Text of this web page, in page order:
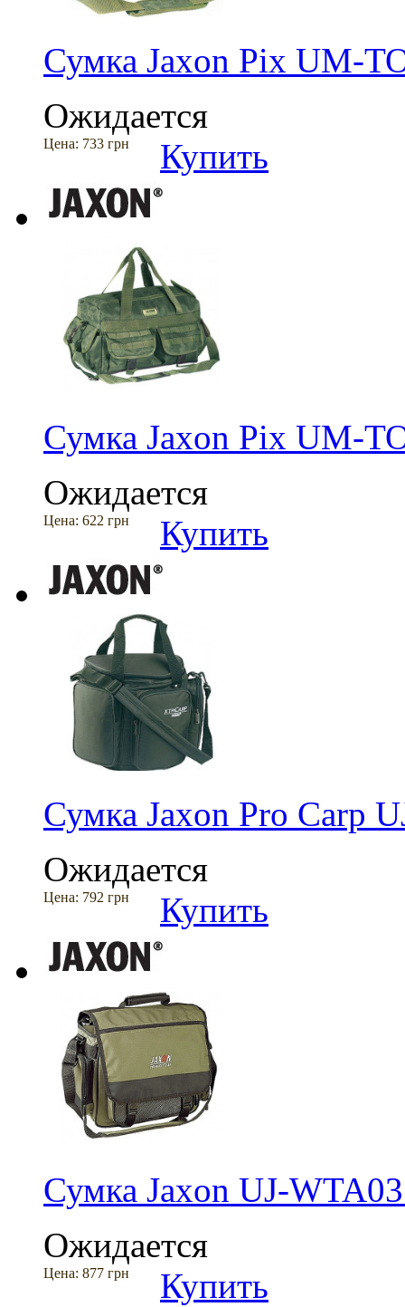
Сумка Jaxon Pix UM-
Ожидается
Цена: 733 грн Купить
Сумка Jaxon Pix UM-
Ожидается
Цена: 622 грн Купить
Сумка Jaxon Pro Carp
Ожидается
Цена: 792 грн Купить
Сумка Jaxon UJ-
Ожидается
Цена: 877 грн Купить